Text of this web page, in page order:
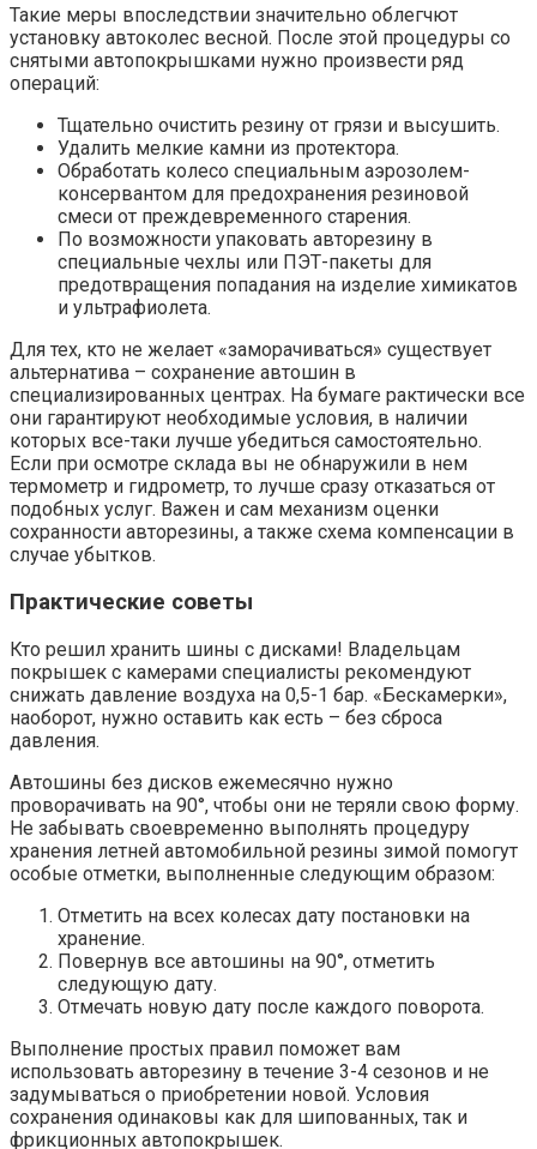
Такие меры впоследствии значительно облегчют
установку автоколес весной. После этой процедуры со
снятыми автопокрышками нужно произвести ряд
операций:
Тщательно очистить резину от грязи и высушить.
Удалить мелкие камни из протектора.
Обработать колесо специальным аэрозолем-
консервантом для предохранения резиновой
смеси от преждевременного старения.
По возможности упаковать авторезину в
специальные чехлы или ПЭТ-пакеты для
предотвращения попадания на изделие химикатов
и ультрафиолета.
Для тех, кто не желает «заморачиваться» существует
альтернатива – сохранение автошин в
специализированных центрах. На бумаге рактически все
они гарантируют необходимые условия, в наличии
которых все-таки лучше убедиться самостоятельно.
Если при осмотре склада вы не обнаружили в нем
термометр и гидрометр, то лучше сразу отказаться от
подобных услуг. Важен и сам механизм оценки
сохранности авторезины, а также схема компенсации в
случае убытков.
Практические советы
Кто решил хранить шины с дисками! Владельцам
покрышек с камерами специалисты рекомендуют
снижать давление воздуха на 0,5-1 бар. «Бескамерки»,
наоборот, нужно оставить как есть – без сброса
давления.
Автошины без дисков ежемесячно нужно
проворачивать на 90°, чтобы они не теряли свою форму.
Не забывать своевременно выполнять процедуру
хранения летней автомобильной резины зимой помогут
особые отметки, выполненные следующим образом:
Отметить на всех колесах дату постановки на
хранение.
Повернув все автошины на 90°, отметить
следующую дату.
Отмечать новую дату после каждого поворота.
Выполнение простых правил поможет вам
использовать авторезину в течение 3-4 сезонов и не
задумываться о приобретении новой. Условия
сохранения одинаковы как для шипованных, так и
фрикционных автопокрышек.